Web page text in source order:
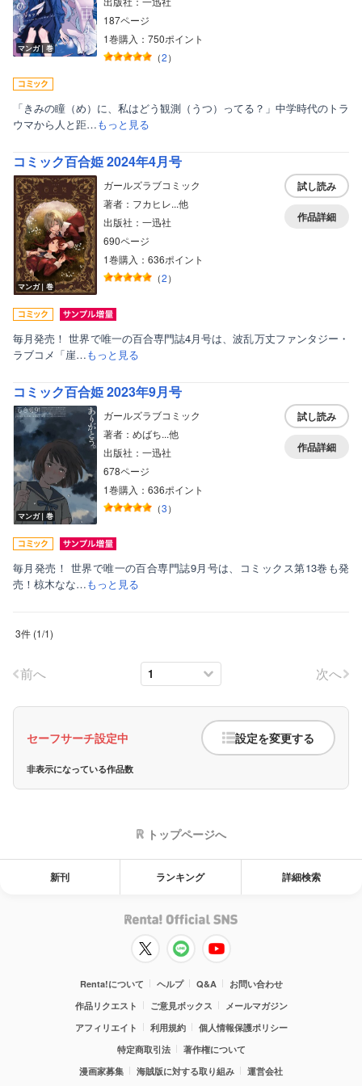
マンガ｜巻
187ページ
1巻購入：750ポイント
（2）
「きみの瞳（め）に、私はどう観測（うつ）ってる？」中学時代のトラ
ウマから人と距…もっと見る
コミック百合姫 2024年4月号
マンガ｜巻
ガールズラブコミック
著者：フカヒレ...他
出版社：一迅社
690ページ
1巻購入：636ポイント
（2）
試し読み
作品詳細
毎月発売！ 世界で唯一の百合専門誌4月号は、波乱万丈ファンタジー・
ラブコメ「崖…もっと見る
コミック百合姫 2023年9月号
マンガ｜巻
ガールズラブコミック
著者：めばち...他
出版社：一迅社
678ページ
1巻購入：636ポイント
（3）
試し読み
作品詳細
毎月発売！ 世界で唯一の百合専門誌9月号は、コミックス第13巻も発
売！椋木なな…もっと見る
3件 (1/1)
前へ 次へ
セーフサーチ設定中 設定を変更する
非表示になっている作品数
ティーンズラブ
美女・美少女
女性写真集
トップページへ
新刊 ランキング 詳細検索
Renta!について ヘルプ Q&A
お問い合わせ
作品リクエスト
ご意見ボックス
メールマガジン
アフィリエイト
利用規約
個人情報保護ポリシー
特定商取引法
著作権について
漫画家募集
海賊版に対する取り組み 運営会社